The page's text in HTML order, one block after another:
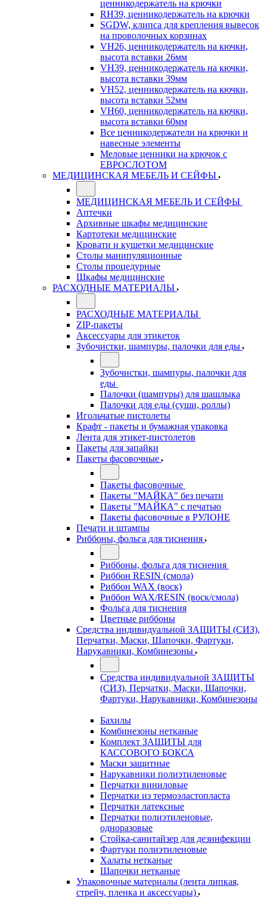
ценникодержатель на крючки
RH39, ценникодержатель на крючки
SGDW, клипса для крепления вывесок
на проволочных корзинах
VH26, ценникодержатель на кючки,
высота вставки 26мм
VH39, ценникодержатель на кючки,
высота вставки 39мм
VH52, ценникодержатель на кючки,
высота вставки 52мм
VH60, ценникодержатель на кючки,
высота вставки 60мм
Все ценникодержатели на крючки и
навесные элементы
Меловые ценники на крючок с
ЕВРОСЛОТОМ
МЕДИЦИНСКАЯ МЕБЕЛЬ И СЕЙФЫ
МЕДИЦИНСКАЯ МЕБЕЛЬ И СЕЙФЫ
Аптечки
Архивные шкафы медицинские
Картотеки медицинские
Кровати и кушетки медицинские
Столы манипуляционные
Столы процедурные
Шкафы медицинские
РАСХОДНЫЕ МАТЕРИАЛЫ
РАСХОДНЫЕ МАТЕРИАЛЫ
ZIP-пакеты
Аксессуары для этикеток
Зубочистки, шампуры, палочки для еды
Зубочистки, шампуры, палочки для
еды
Палочки (шампуры) для шашлыка
Палочки для еды (суши, роллы)
Игольчатые пистолеты
Крафт - пакеты и бумажная упаковка
Лента для этикет-пистолетов
Пакеты для запайки
Пакеты фасовочные
Пакеты фасовочные
Пакеты "МАЙКА" без печати
Пакеты "МАЙКА" с печатью
Пакеты фасовочные в РУЛОНЕ
Печати и штампы
Риббоны, фольга для тиснения
Риббоны, фольга для тиснения
Риббон RESIN (смола)
Риббон WAX (воск)
Риббон WAX/RESIN (воск/смола)
Фольга для тиснения
Цветные риббоны
Средства индивидуальной ЗАЩИТЫ (СИЗ),
Перчатки, Маски, Шапочки, Фартуки,
Нарукавники, Комбинезоны
Средства индивидуальной ЗАЩИТЫ
(СИЗ), Перчатки, Маски, Шапочки,
Фартуки, Нарукавники, Комбинезоны
Бахилы
Комбинезоны нетканые
Комплект ЗАЩИТЫ для
КАССОВОГО БОКСА
Маски защитные
Нарукавники полиэтиленовые
Перчатки виниловые
Перчатки из термоэластопласта
Перчатки латексные
Перчатки полиэтиленовые,
одноразовые
Стойка-санитайзер для дезинфекции
Фартуки полиэтиленовые
Халаты нетканые
Шапочки нетканые
Упаковочные материалы (лента липкая,
стрейч, пленка и аксессуары)